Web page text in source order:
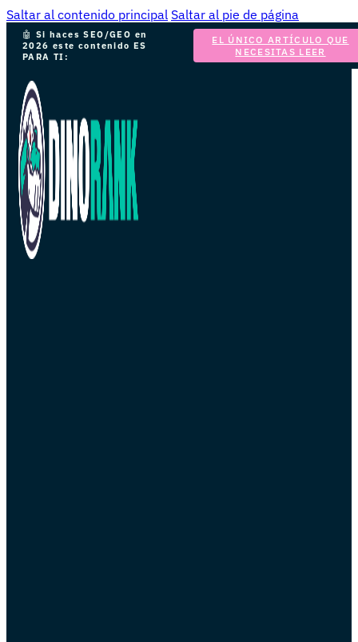
Saltar al contenido principal Saltar al pie de página
🤖 Si haces SEO/GEO en
2026 este contenido ES
PARA TI:
EL ÚNICO ARTÍCULO QUE
NECESITAS LEER